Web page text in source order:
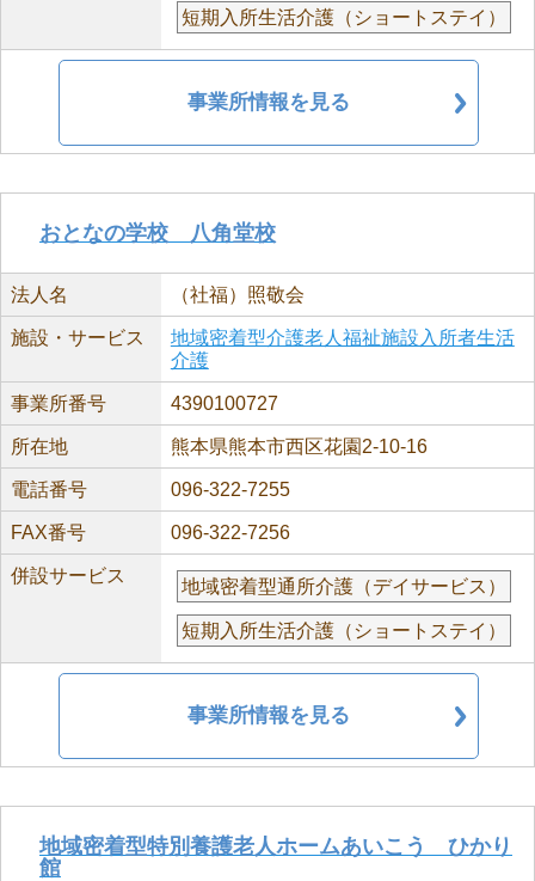
短期入所生活介護（ショートステイ）
事業所情報を見る
おとなの学校 八角堂校
法人名 （社福）照敬会
施設・サービス
地域密着型介護老人福祉施設入所者生活
介護
事業所番号 4390100727
所在地 熊本県熊本市西区花園2-10-16
電話番号 096-322-7255
FAX番号 096-322-7256
併設サービス
地域密着型通所介護（デイサービス）
短期入所生活介護（ショートステイ）
事業所情報を見る
地域密着型特別養護老人ホームあいこう ひかり
館